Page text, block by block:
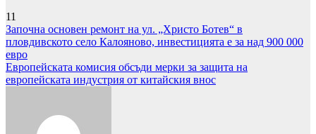
11
Навигация
Започна основен ремонт на ул. „Христо Ботев“ в
пловдивското село Калояново, инвестицията е за над 900 000
евро
Европейската комисия обсъди мерки за защита на
европейската индустрия от китайския внос